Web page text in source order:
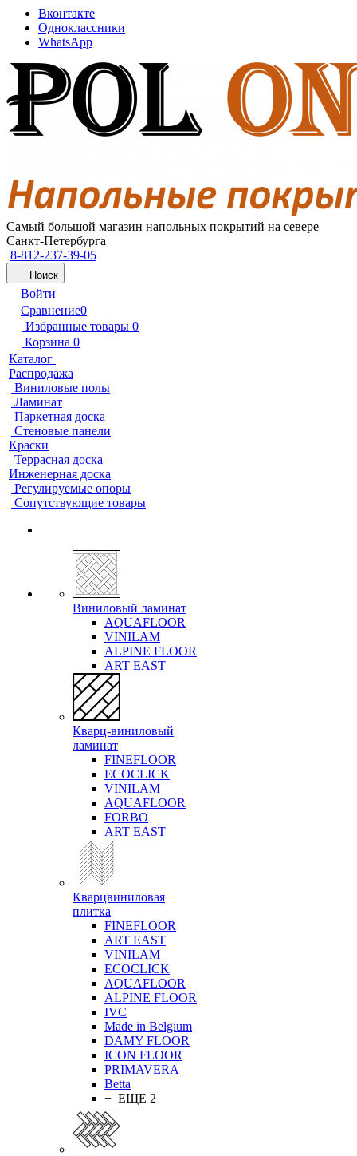
Вконтакте
Одноклассники
WhatsApp
Самый большой магазин напольных покрытий на севере
Санкт-Петербурга
8-812-237-39-05
Поиск
Войти
Сравнение0
Избранные товары 0
Корзина 0
Каталог
Распродажа
Виниловые полы
Ламинат
Паркетная доска
Стеновые панели
Краски
Террасная доска
Инженерная доска
Регулируемые опоры
Сопутствующие товары
Виниловый ламинат
AQUAFLOOR
VINILAM
ALPINE FLOOR
ART EAST
Кварц-виниловый
ламинат
FINEFLOOR
ECOCLICK
VINILAM
AQUAFLOOR
FORBO
ART EAST
Кварцвиниловая
плитка
FINEFLOOR
ART EAST
VINILAM
ECOCLICK
AQUAFLOOR
ALPINE FLOOR
IVC
Made in Belgium
DAMY FLOOR
ICON FLOOR
PRIMAVERA
Betta
+ ЕЩЕ 2